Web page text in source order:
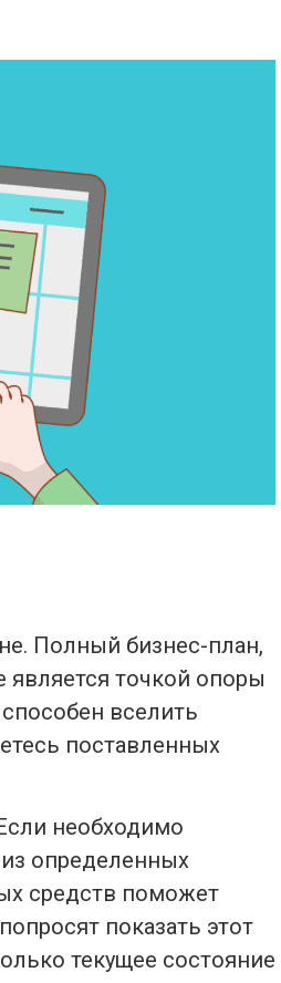
Полный бизнес-план,
является точкой опоры
вселить
поставленных
необходимо
определенных
средств поможет
показать этот
текущее состояние